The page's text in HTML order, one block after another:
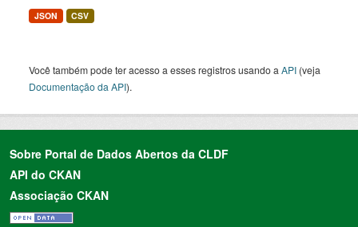
JSON CSV
Você também pode ter acesso a esses registros usando a API (veja
Documentação da API).
Sobre Portal de Dados Abertos da CLDF
API do CKAN
Associação CKAN